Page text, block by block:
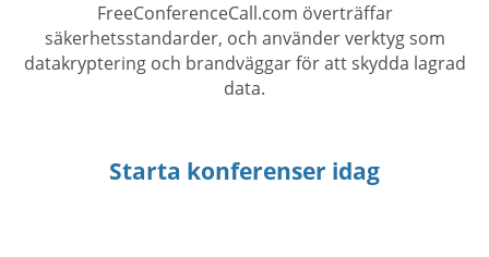
FreeConferenceCall.com överträffar
säkerhetsstandarder, och använder verktyg som
datakryptering och brandväggar för att skydda lagrad
data.
Starta konferenser idag